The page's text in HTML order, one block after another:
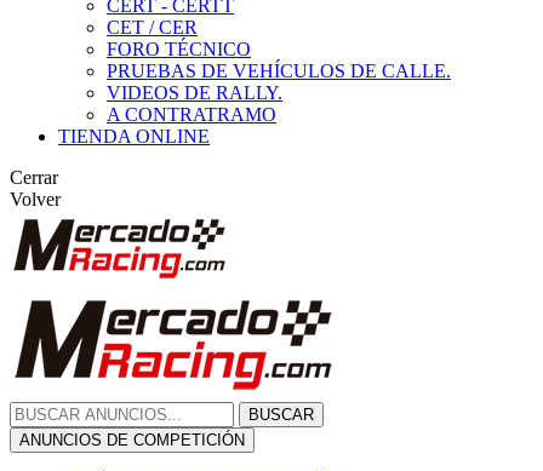
CERT - CERTT
CET / CER
FORO TÉCNICO
PRUEBAS DE VEHÍCULOS DE CALLE.
VIDEOS DE RALLY.
A CONTRATRAMO
TIENDA ONLINE
Cerrar
Volver
BUSCAR
ANUNCIOS DE COMPETICIÓN